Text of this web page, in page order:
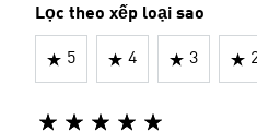
Lọc theo xếp loại sao
5 4 3